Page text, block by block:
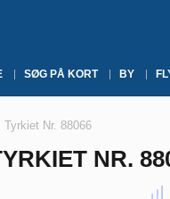
SØG PÅ KORT BY
Nr. 88066
NR.